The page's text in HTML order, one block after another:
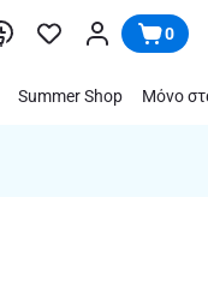
0
Summer Shop Μόνο